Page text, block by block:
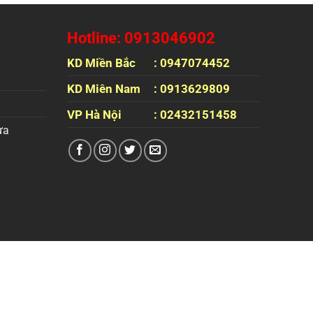
Hotline: 0913046902
KD Miền Bắc
: 0947074452
KD Miên Nam
: 0913629809
VP Hà Nội
: 02432151458